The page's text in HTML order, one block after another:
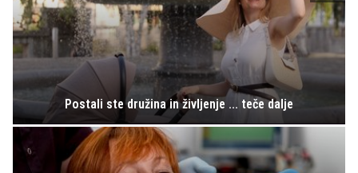
Postali ste družina in življenje ... teče dalje